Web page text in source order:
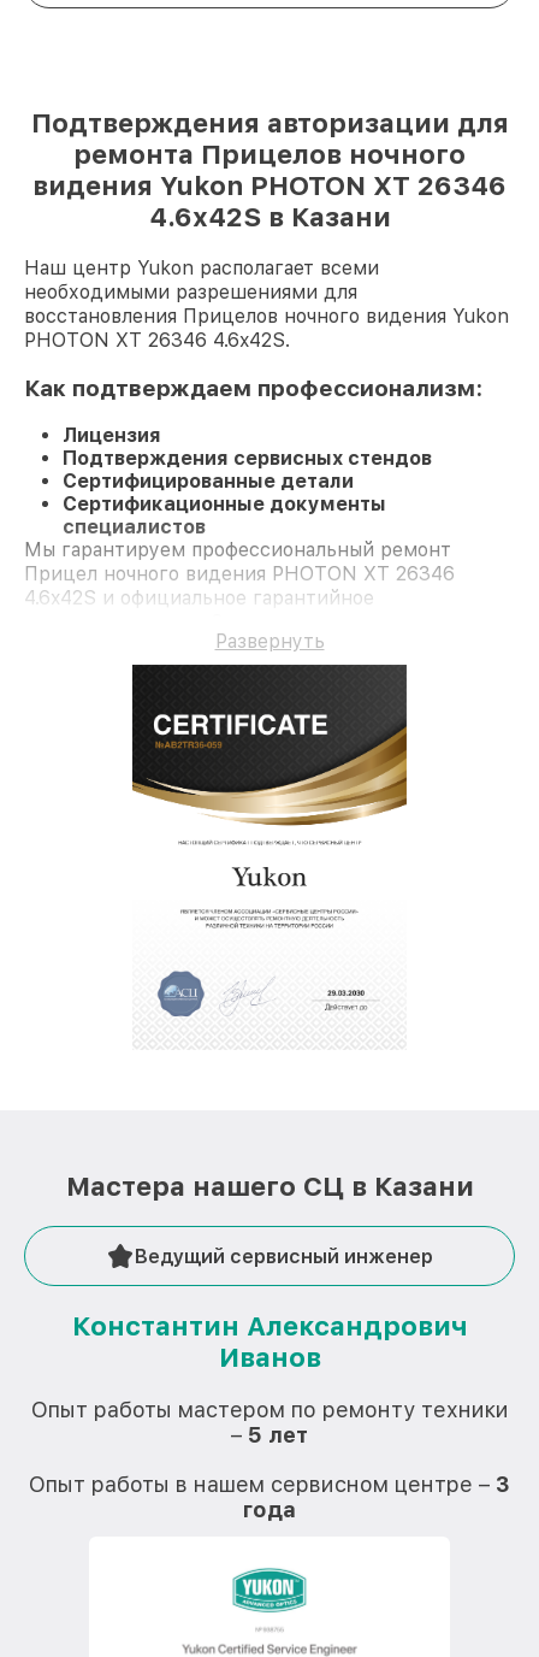
Подтверждения авторизации для
ремонта Прицелов ночного
видения Yukon PHOTON XT 26346
4.6x42S в Казани
Наш центр Yukon располагает всеми
необходимыми разрешениями для
восстановления Прицелов ночного видения Yukon
PHOTON XT 26346 4.6x42S.
Как подтверждаем профессионализм:
Лицензия
Подтверждения сервисных стендов
Сертифицированные детали
Сертификационные документы
специалистов
Мы гарантируем профессиональный ремонт
Прицел ночного видения PHOTON XT 26346
4.6x42S и официальное гарантийное
Развернуть
Мастера нашего СЦ в Казани
Ведущий сервисный инженер
Константин Александрович
Иванов
Опыт работы мастером по ремонту техники
– 5 лет
Опыт работы в нашем сервисном центре – 3
года